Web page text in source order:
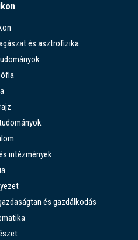
és asztrofizika
intézmények
és gazdálkodás